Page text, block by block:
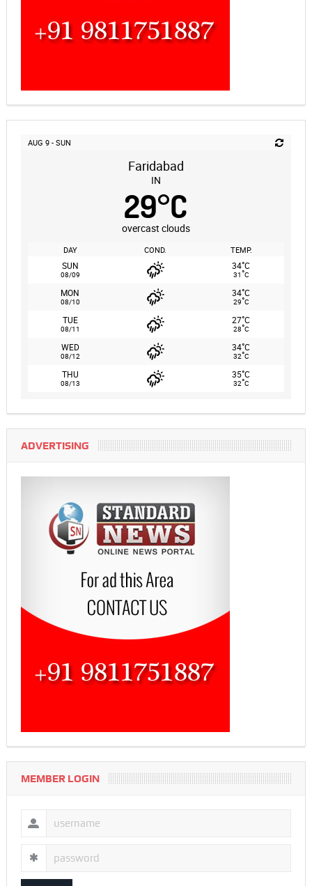
AUG 9 - SUN
Faridabad
IN
29°C
overcast clouds
DAY COND. TEMP.
SUN
08/09
34°C
31°C
MON
08/10
34°C
29°C
TUE
08/11
27°C
28°C
WED
08/12
34°C
32°C
THU
08/13
35°C
32°C
ADVERTISING
MEMBER LOGIN